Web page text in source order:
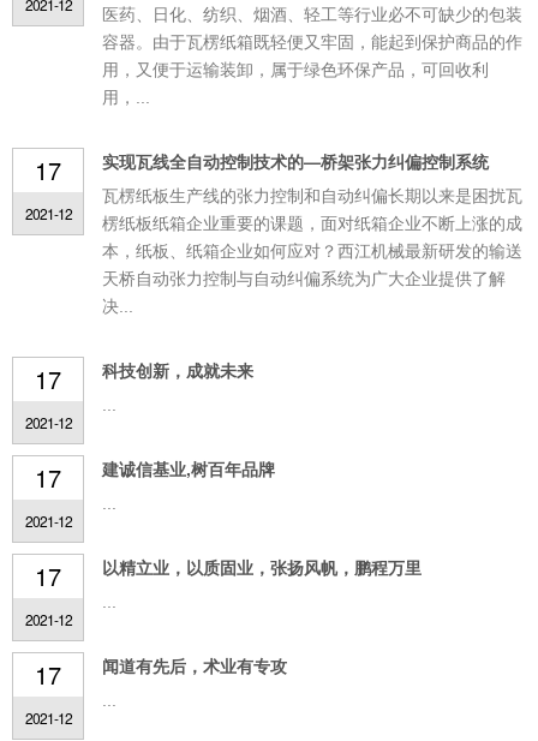
医药、日化、纺织、烟酒、轻工等行业必不可缺少的包装
容器。由于瓦楞纸箱既轻便又牢固，能起到保护商品的作
用，又便于运输装卸，属于绿色环保产品，可回收利
用，...
17
2021-12
实现瓦线全自动控制技术的—桥架张力纠偏控制系统
瓦楞纸板生产线的张力控制和自动纠偏长期以来是困扰瓦
楞纸板纸箱企业重要的课题，面对纸箱企业不断上涨的成
本，纸板、纸箱企业如何应对？西江机械最新研发的输送
天桥自动张力控制与自动纠偏系统为广大企业提供了解
决...
17
2021-12
科技创新，成就未来
17
2021-12
建诚信基业,树百年品牌
17
2021-12
以精立业，以质固业，张扬风帆，鹏程万里
17
2021-12
闻道有先后，术业有专攻